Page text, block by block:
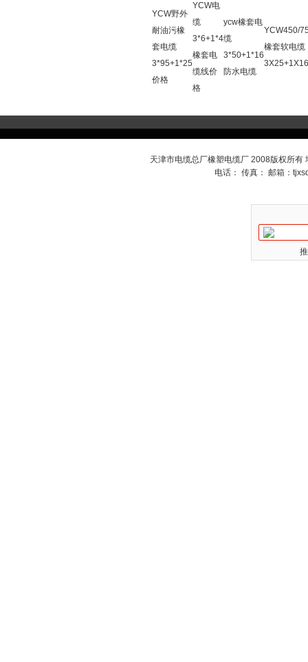
YCW野外
耐油污橡
套电缆
3*95+1*25
价格
YCW电
缆
3*6+1*4
橡套电
缆线价
格
ycw橡套电
缆
3*50+1*16
防水电缆
YCW450/
橡套软电缆
3X25+1X16
天津市电缆总厂橡塑电缆厂 2008版权所有
电话： 传真： 邮箱：